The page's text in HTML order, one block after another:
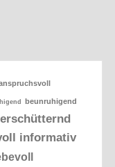
beunruhigend
erschütternd
informativ